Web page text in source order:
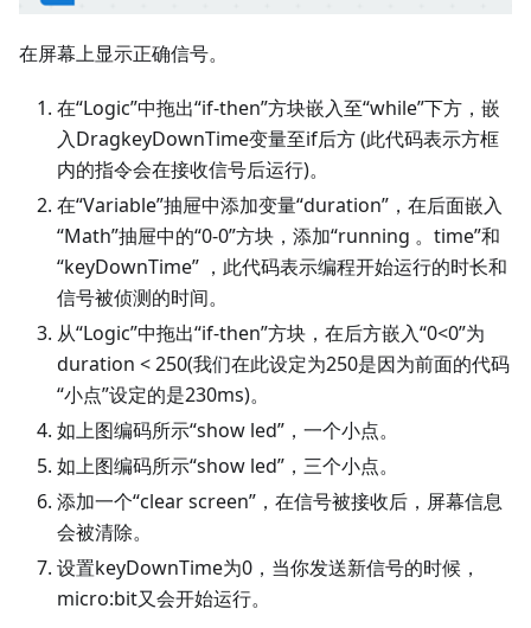
在屏幕上显示正确信号。
在“Logic”中拖出“if-then”方块嵌入至“while”下方，嵌
入DragkeyDownTime变量至if后方 (此代码表示方框
内的指令会在接收信号后运行)。
在“Variable”抽屉中添加变量“duration”，在后面嵌入
“Math”抽屉中的“0-0”方块，添加“running 。time”和
“keyDownTime” ，此代码表示编程开始运行的时长和
信号被侦测的时间。
从“Logic”中拖出“if-then”方块，在后方嵌入“0<0”为
duration < 250(我们在此设定为250是因为前面的代码
“小点”设定的是230ms)。
如上图编码所示“show led”，一个小点。
如上图编码所示“show led”，三个小点。
添加一个“clear screen”，在信号被接收后，屏幕信息
会被清除。
设置keyDownTime为0，当你发送新信号的时候，
micro:bit又会开始运行。